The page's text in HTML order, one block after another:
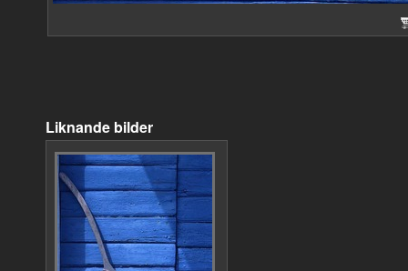
Liknande bilder